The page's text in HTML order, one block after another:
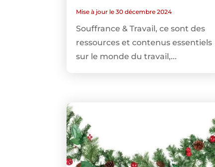
Mise à jour le 30 décembre 2024
Souffrance & Travail, ce sont des
ressources et contenus essentiels
sur le monde du travail,...